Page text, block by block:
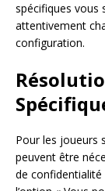
spécifiques vous
attentivement
configuration.
Pour les joueurs
peuvent être
de confidentialité